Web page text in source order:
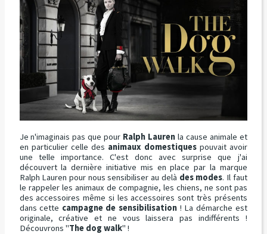
Je n'imaginais pas que pour Ralph Lauren la cause animale et
en particulier celle des animaux domestiquespouvait avoir
une telle importance. C'est donc avec surprise que j'ai
découvert la dernière initiative mis en place par la marque
Ralph Lauren pour nous sensibiliser au delà des modes. Il faut
le rappeler les animaux de compagnie, les chiens, ne sont pas
des accessoires même si les accessoires sont très présents
dans cette campagne de sensibilisation ! La démarche est
originale, créative et ne vous laissera pas indifférents !
Découvrons "The dog walk" !